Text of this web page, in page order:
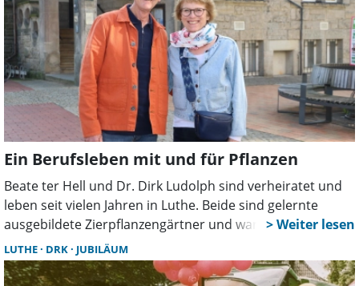
Ein Berufsleben mit und für Pflanzen
Beate ter Hell und Dr. Dirk Ludolph sind verheiratet und
leben seit vielen Jahren in Luthe. Beide sind gelernte
ausgebildete Zierpflanzengärtner und waren im
Versuchswesen des Zierpflanzenanbaus an der
Landwirtschaftskammer Niedersachsen und am Standort
Lehr- und Versuchsanstalt in Hannover-Ahlem tätig. Seit
LUTHE DRK JUBILÄUM